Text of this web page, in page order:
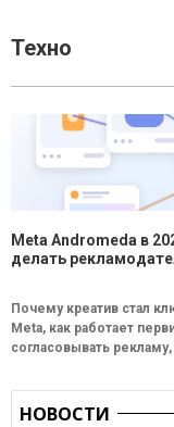
Техно
Meta Andromeda в
делать
Почему креатив стал
Meta, как работает
согласовывать
НОВОСТИ